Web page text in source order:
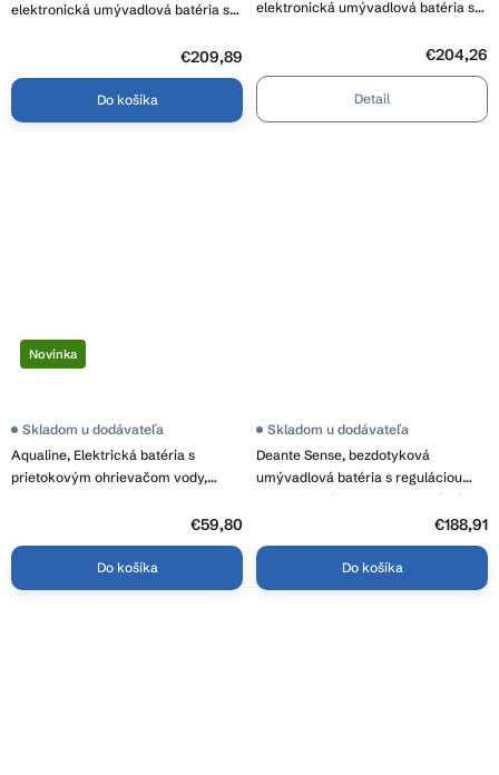
elektronická umývadlová batéria s
napájanie batériou, chrómová, HAN-
71502000
€209,89
Do košíka
elektronická umývadlová batéria s
napájanie zo siete 230 V, chrómová,
HAN-71501000
€204,26
Detail
Novinka
Aqualine, Elektrická batéria s
prietokovým ohrievačom vody,
Skladom u dodávateľa
€59,80
Do košíka
Deante Sense, bezdotyková
umývadlová batéria s reguláciou
teploty, napájanie 4xAA, oceľová,
Skladom u dodávateľa
€188,91
Do košíka